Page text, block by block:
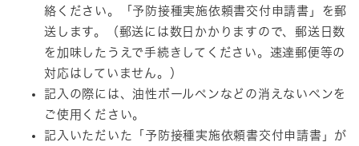
絡ください。「予防接種実施依頼書交付申請書」を郵
送します。（郵送には数日かかりますので、郵送日数
を加味したうえで手続きしてください。速達郵便等の
対応はしていません。）
記入の際には、油性ボールペンなどの消えないペンを
ご使用ください。
記入いただいた「予防接種実施依頼書交付申請書」が